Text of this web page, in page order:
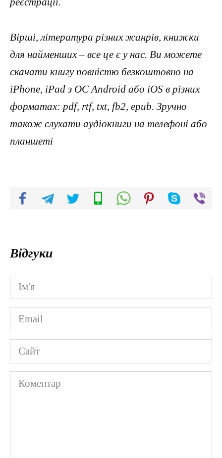
Вірші, література різних жанрів, книжки
для найменших – все це є у нас. Ви можете
скачати книгу повністю безкоштовно на
iPhone, iPad з ОС Android або iOS в різних
форматах: pdf, rtf, txt, fb2, epub. Зручно
також слухати аудіокниги на телефоні або
планшеті
Відгуки
Ім'я
*
Email
*
Сайт
Коментар